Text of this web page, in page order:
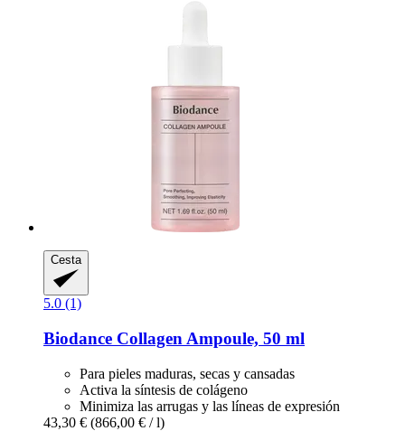
Cesta
5.0 (1)
Biodance Collagen Ampoule, 50 ml
Para pieles maduras, secas y cansadas
Activa la síntesis de colágeno
Minimiza las arrugas y las líneas de expresión
43,30 € (866,00 € / l)